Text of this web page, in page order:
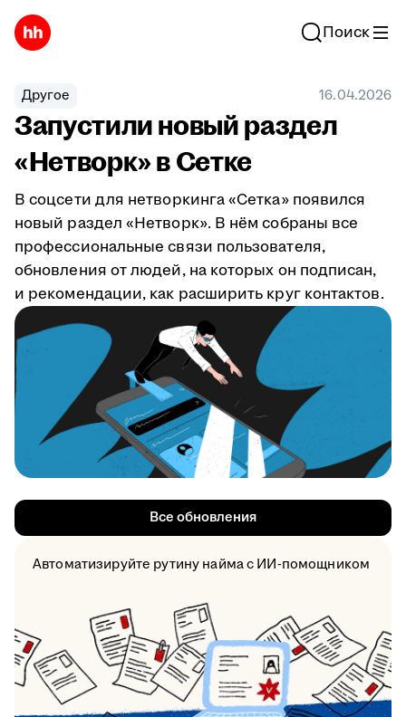
Поиск
Другое 16.04.2026
Запустили новый раздел
«Нетворк» в Сетке
В соцсети для нетворкинга «Сетка» появился
новый раздел «Нетворк». В нём собраны все
профессиональные связи пользователя,
обновления от людей, на которых он подписан,
и рекомендации, как расширить круг контактов.
Все обновления
Автоматизируйте рутину найма с ИИ-помощником